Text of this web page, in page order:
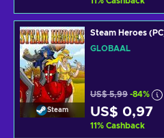
Steam
Steam Heroes
GLOBAAL
US$ 5,99 -84%
US$ 0,97
11% Cashback